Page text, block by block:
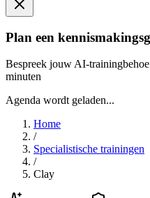
Plan een
Bespreek jouw AI-
minuten
Agenda wordt geladen...
Home
/
Specialistische trainingen
/
Clay